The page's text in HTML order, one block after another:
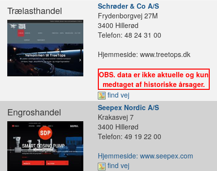
Trælasthandel
Schrøder & Co A/S
Frydenborgvej 27M
3400 Hillerød
Telefon: 48 24 31 00
Hjemmeside: www.treetops.dk
OBS. data er ikke aktuelle og kun
medtaget af historiske årsager.
find vej
Engroshandel
Seepex Nordic A/S
Krakasvej 7
3400 Hillerød
Telefon: 49 19 22 00
Hjemmeside: www.seepex.com
find vej